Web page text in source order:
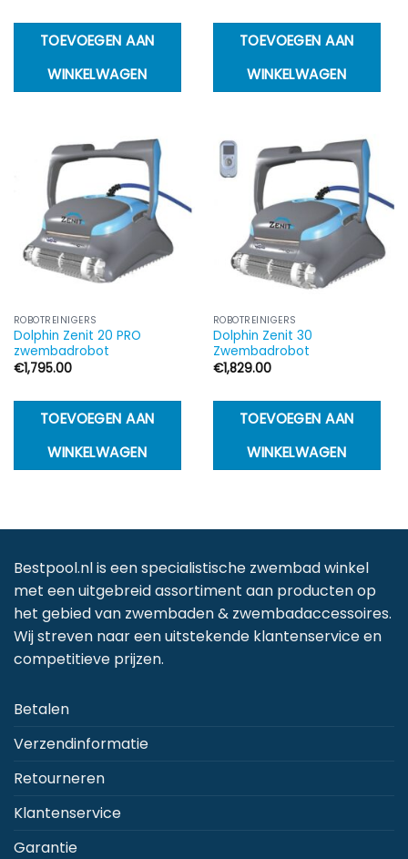
TOEVOEGEN AAN
WINKELWAGEN
TOEVOEGEN AAN
WINKELWAGEN
ROBOTREINIGERS
Dolphin Zenit 20 PRO
zwembadrobot
€1,795.00
TOEVOEGEN AAN
WINKELWAGEN
ROBOTREINIGERS
Dolphin Zenit 30
Zwembadrobot
€1,829.00
TOEVOEGEN AAN
WINKELWAGEN
Bestpool.nl is een specialistische zwembad winkel
met een uitgebreid assortiment aan producten op
het gebied van zwembaden & zwembadaccessoires.
Wij streven naar een uitstekende klantenservice en
competitieve prijzen.
Betalen
Verzendinformatie
Retourneren
Klantenservice
Garantie